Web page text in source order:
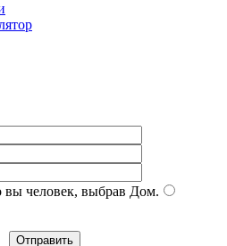
человек, выбрав Дом.